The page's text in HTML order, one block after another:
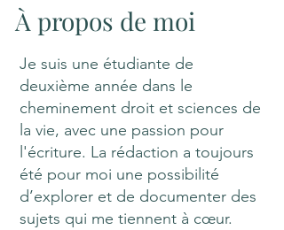
À propos de moi
Je suis une étudiante de
deuxième année dans le
cheminement droit et sciences de
la vie, avec une passion pour
l'écriture. La rédaction a toujours
été pour moi une possibilité
d’explorer et de documenter des
sujets qui me tiennent à cœur.